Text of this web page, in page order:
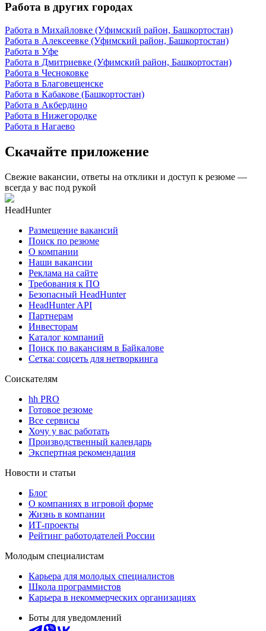
Работа в других городах
Работа в Михайловке (Уфимский район, Башкортостан)
Работа в Алексеевке (Уфимский район, Башкортостан)
Работа в Уфе
Работа в Дмитриевке (Уфимский район, Башкортостан)
Работа в Чесноковке
Работа в Благовещенске
Работа в Кабакове (Башкортостан)
Работа в Акбердино
Работа в Нижегородке
Работа в Нагаево
Скачайте приложение
Свежие вакансии, ответы на отклики и доступ к резюме —
всегда у вас под рукой
HeadHunter
Размещение вакансий
Поиск по резюме
О компании
Наши вакансии
Реклама на сайте
Требования к ПО
Безопасный HeadHunter
HeadHunter API
Партнерам
Инвесторам
Каталог компаний
Поиск по вакансиям в Байкалове
Сетка: соцсеть для нетворкинга
Соискателям
hh PRO
Готовое резюме
Все сервисы
Хочу у вас работать
Производственный календарь
Экспертная рекомендация
Новости и статьи
Блог
О компаниях в игровой форме
Жизнь в компании
ИТ-проекты
Рейтинг работодателей России
Молодым специалистам
Карьера для молодых специалистов
Школа программистов
Карьера в некоммерческих организациях
Боты для уведомлений